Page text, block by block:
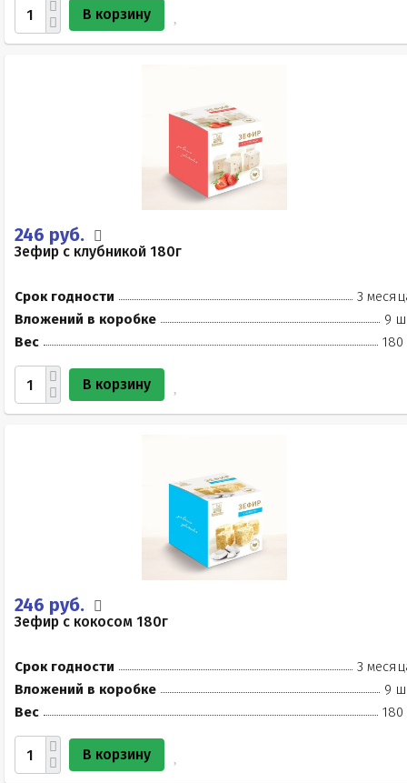
В корзину
246 руб.
Зефир с клубникой 180г
Срок годности
3
Вложений в коробке
9
Вес
180
В корзину
246 руб.
Зефир с кокосом 180г
Срок годности
3
Вложений в коробке
9
Вес
180
В корзину